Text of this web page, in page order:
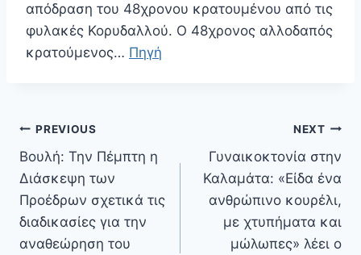
απόδραση του 48χρονου κρατουμένου από τις
φυλακές Κορυδαλλού. Ο 48χρονος αλλοδαπός
κρατούμενος… Πηγή
Πλοήγηση
άρθρων
PREVIOUS
Βουλή: Την Πέμπτη η
Διάσκεψη των
Προέδρων σχετικά τις
διαδικασίες για την
αναθεώρηση του
NEXT
Γυναικοκτονία στην
Καλαμάτα: «Είδα ένα
ανθρώπινο κουρέλι,
με χτυπήματα και
μώλωπες» λέει ο